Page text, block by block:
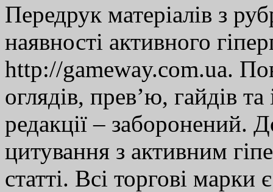
Передрук матеріалів з
наявності активного
http://gameway.com.ua.
оглядів, прев’ю, гайдів
редакції – заборонений.
цитування з активним
статті. Всі торгові марки